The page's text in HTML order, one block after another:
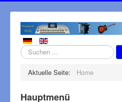
Suchen
...
Aktuelle Seite: Home
Hauptmenü